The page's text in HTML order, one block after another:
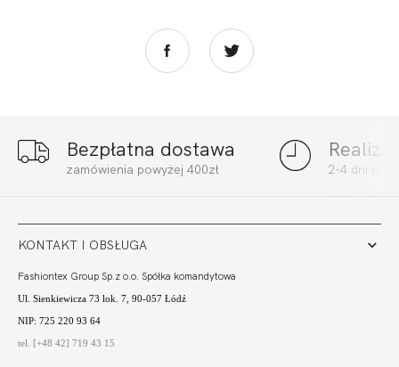
FORTUNA FIGI
FORTUNA FIGI BIG
Bezpłatna dostawa
zamówienia powyżej 400zł 2-4 dni
KONTAKT I OBSŁUGA
Fashiontex Group Sp.z o.o. Spółka komandytowa
Ul. Sienkiewicza 73 lok. 7, 90-057 Łódź
NIP: 725 220 93 64
tel. [+48 42] 719 43 15